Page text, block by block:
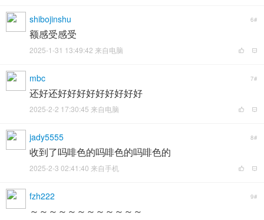
shibojinshu 6#
额感受感受
2025-1-31 13:49:42 来自电脑
mbc 7#
还好还好好好好好好好好好
2025-2-2 17:30:45 来自电脑
jady5555 8#
收到了吗啡色的吗啡色的吗啡色的
2025-2-3 02:41:40 来自手机
fzh222 9#
～～～～～～～～～～～～